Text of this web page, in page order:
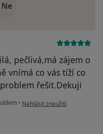
Ne
pečlivá,má zájem o
vnímá co vás tíží co
řešit.Dekuji
• podle názoru uživatele Váš
Nahlásit zneužití